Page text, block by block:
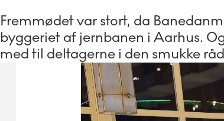
Fremmødet var stort, da
byggeriet af jernbanen i Aarhus.
med til deltagerne i den smukke